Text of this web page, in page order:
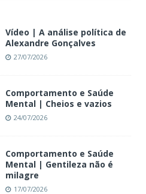
Vídeo | A análise política de
Alexandre Gonçalves
27/07/2026
Comportamento e Saúde
Mental | Cheios e vazios
24/07/2026
Comportamento e Saúde
Mental | Gentileza não é
milagre
17/07/2026